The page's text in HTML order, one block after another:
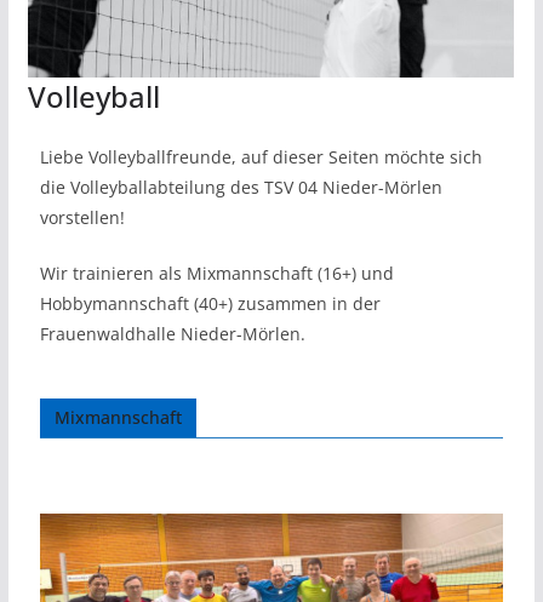
Volleyball
Liebe Volleyballfreunde, auf dieser Seiten möchte sich
die Volleyballabteilung des TSV 04 Nieder-Mörlen
vorstellen!
Wir trainieren als Mixmannschaft (16+) und
Hobbymannschaft (40+) zusammen in der
Frauenwaldhalle Nieder-Mörlen.
Mixmannschaft